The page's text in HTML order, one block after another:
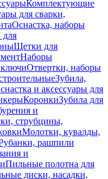
Комплектующие
для сварки,
Оснастка, наборы
Щетки для
Наборы
Отвертки, наборы
Зубила,
и аксессуары для
КоронкиЗубила для
и
струбцины,
Молотки, кувалды,
рашпили
и
Пильные полотна для
диски, насадки,